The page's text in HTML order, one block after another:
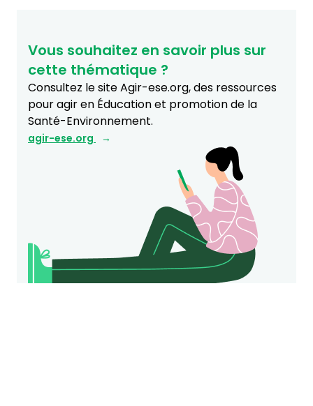
Vous souhaitez en savoir plus sur
cette thématique ?
Consultez le site Agir-ese.org, des ressources
pour agir en Éducation et promotion de la
Santé-Environnement.
agir-ese.org